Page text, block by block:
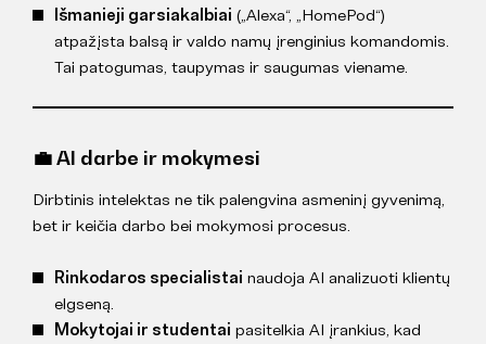
Išmanieji garsiakalbiai („Alexa“, „HomePod“)
atpažįsta balsą ir valdo namų įrenginius komandomis.
Tai patogumas, taupymas ir saugumas viename.
💼 AI darbe ir mokymesi
Dirbtinis intelektas ne tik palengvina asmeninį gyvenimą,
bet ir keičia darbo bei mokymosi procesus.
Rinkodaros specialistai naudoja AI analizuoti klientų
elgseną.
Mokytojai ir studentai pasitelkia AI įrankius, kad